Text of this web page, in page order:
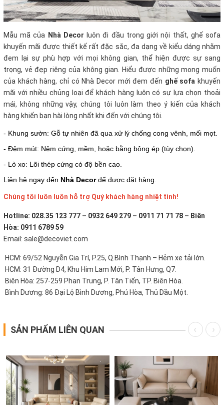
Mẫu mã của Nhà Decor luôn đi đầu trong giới nội thất, ghế sofa
khuyến mãi được thiết kế rất đặc sắc, đa dạng về kiểu dáng nhằm
đem lại sự phù hợp với mọi không gian, thể hiện được sự sang
trọng, vẻ đẹp riêng của không gian. Hiểu được những mong muốn
của khách hàng, chỉ có Nhà Decor mới đem đến ghế sofa khuyến
mãi với nhiều chủng loại để khách hàng luôn có sự lựa chọn thoải
mái, không những vậy, chúng tôi luôn làm theo ý kiến của khách
hàng khiến bạn hài lòng nhất khi đến với chúng tôi.
- Khung sườn: Gỗ tự nhiên đã qua xử lý chống cong vênh, mối mọt.
- Đệm mút: Nệm cứng, mềm, hoặc bằng bông ép (tùy chọn).
- Lò xo: Lõi thép cứng có độ bền cao.
Liên hệ ngay đến Nhà Decorđể được đặt hàng.
Chúng tôi luôn luôn hỗ trợ Quý khách hàng nhiệt tình!
Hotline: 028.35 123 777 – 0932 649 279 – 0911 71 71 78 – Biên
Hòa: 0911 6789 59
Email: sale@decoviet.com
HCM: 69/52 Nguyễn Gia Trí, P.25, Q.Bình Thạnh – Hẻm xe tải lớn.
HCM: 31 Đường D4, Khu Him Lam Mới, P. Tân Hưng, Q7.
Biên Hòa: 257-259 Phan Trung, P. Tân Tiến, TP. Biên Hòa.
Bình Dương: 86 Đại Lộ Bình Dương, Phú Hòa, Thủ Dầu Một.
SẢN PHẨM LIÊN QUAN